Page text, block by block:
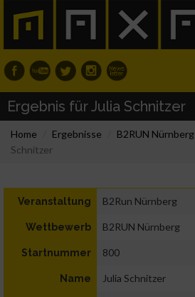
Ergebnis für Julia Schnitzer
Home Ergebnisse B2RUN Nürnberg
Schnitzer
Veranstaltung B2Run Nürnberg
Wettbewerb B2RUN Nürnberg
Startnummer 800
Name Julia Schnitzer